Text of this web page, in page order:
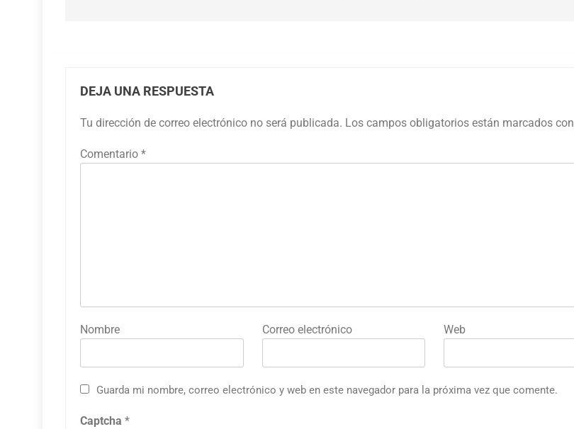
DEJA UNA RESPUESTA
Tu dirección de correo electrónico no será publicada. Los campos obligatorios están marcados con
Comentario *
Nombre Correo electrónico Web
Guarda mi nombre, correo electrónico y web en este navegador para la próxima vez que comente.
Captcha *